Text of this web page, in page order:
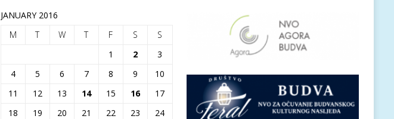
JANUARY 2016
M
T W T F S
S
1
2
3
4
5 6 7 8 9
10
11
12 13 14 15 16
17
18
19 20 21 22 23
24